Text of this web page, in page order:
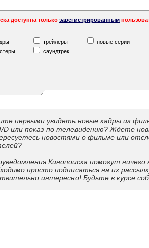
доступна только зарегистрированным
трейлеры
новые серии
саундтрек
первыми увидеть новые кадры из
или показ по телевидению? Ждете
новостями о фильме или
Кинопоиска помогут
просто подписаться на их
интересно! Будьте в курсе